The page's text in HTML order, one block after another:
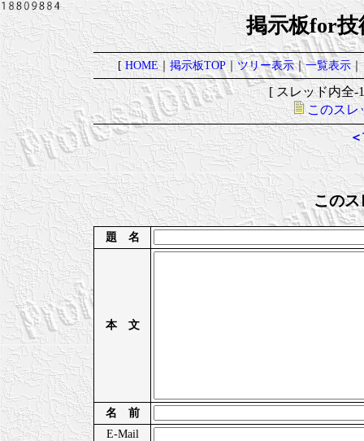
掲示板for技
[HOME｜掲示板TOP｜ツリー表示｜一覧表示｜
[ スレッド内全
このスレ
このス
題 名
本 文
名 前
E-Mail